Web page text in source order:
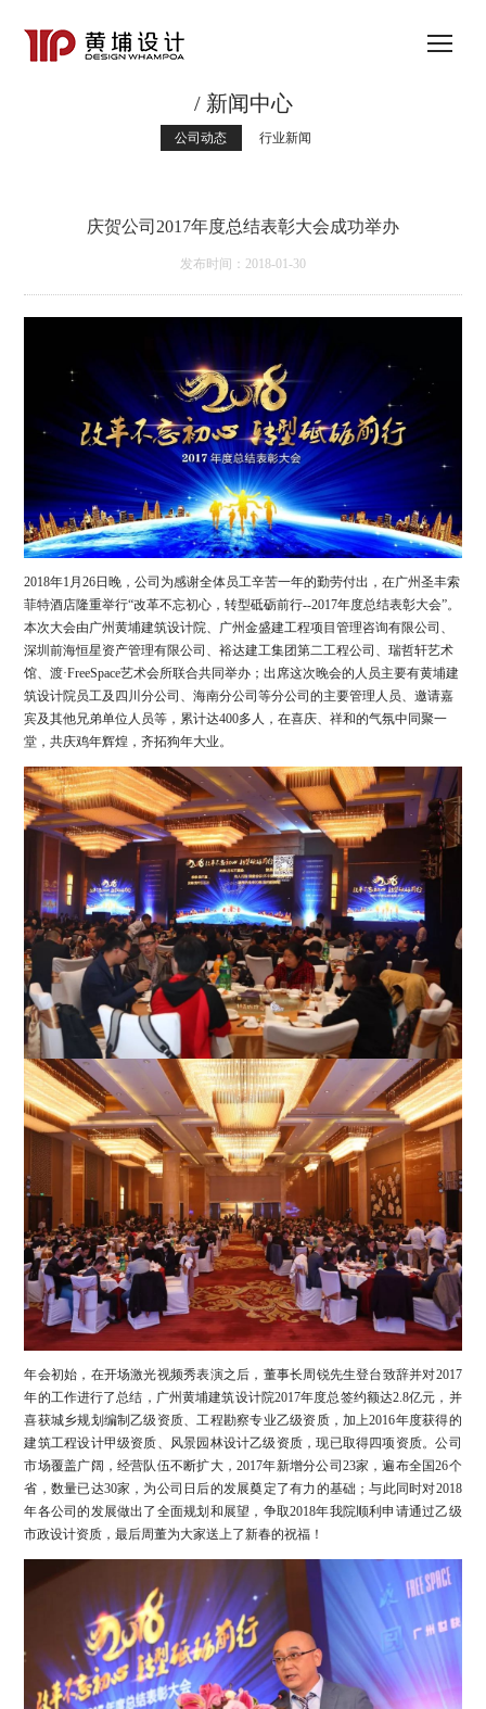
/ 新闻中心
公司动态 行业新闻
庆贺公司2017年度总结表彰大会成功举办
发布时间：2018-01-30
2018年1月26日晚，公司为感谢全体员工辛苦一年的勤劳付出，在广州圣丰索
菲特酒店隆重举行“改革不忘初心，转型砥砺前行--2017年度总结表彰大会”。
本次大会由广州黄埔建筑设计院、广州金盛建工程项目管理咨询有限公司、
深圳前海恒星资产管理有限公司、裕达建工集团第二工程公司、瑞哲轩艺术
馆、渡·FreeSpace艺术会所联合共同举办；出席这次晚会的人员主要有黄埔建
筑设计院员工及四川分公司、海南分公司等分公司的主要管理人员、邀请嘉
宾及其他兄弟单位人员等，累计达400多人，在喜庆、祥和的气氛中同聚一
堂，共庆鸡年辉煌，齐拓狗年大业。
年会初始，在开场激光视频秀表演之后，董事长周锐先生登台致辞并对2017
年的工作进行了总结，广州黄埔建筑设计院2017年度总签约额达2.8亿元，并
喜获城乡规划编制乙级资质、工程勘察专业乙级资质，加上2016年度获得的
建筑工程设计甲级资质、风景园林设计乙级资质，现已取得四项资质。公司
市场覆盖广阔，经营队伍不断扩大，2017年新增分公司23家，遍布全国26个
省，数量已达30家，为公司日后的发展奠定了有力的基础；与此同时对2018
年各公司的发展做出了全面规划和展望，争取2018年我院顺利申请通过乙级
市政设计资质，最后周董为大家送上了新春的祝福！